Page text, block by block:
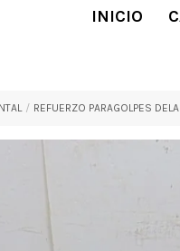
INICIO
REFUERZO PARAGOLPES